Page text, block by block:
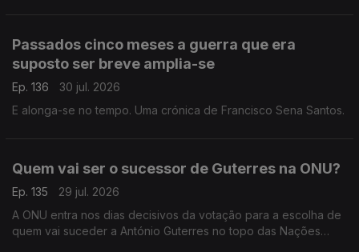
Passados cinco meses a guerra que era
suposto ser breve amplia-se
Ep. 136
30 jul. 2026
E alonga-se no tempo. Uma crónica de Francisco Sena Santos.
Quem vai ser o sucessor de Guterres na ONU?
Ep. 135
29 jul. 2026
A ONU entra nos dias decisivos da votação para a escolha de
quem vai suceder a António Guterres no topo das Nações